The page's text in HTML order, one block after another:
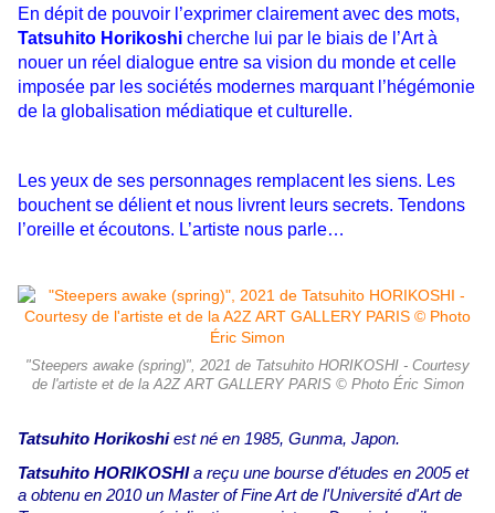
En dépit de pouvoir l’exprimer clairement avec des mots,
Tatsuhito Horikoshi cherche lui par le biais de l’Art à
nouer un réel dialogue entre sa vision du monde et celle
imposée par les sociétés modernes marquant l’hégémonie
de la globalisation médiatique et culturelle.
Les yeux de ses personnages remplacent les siens. Les
bouchent se délient et nous livrent leurs secrets. Tendons
l’oreille et écoutons. L’artiste nous parle…
"Steepers awake (spring)", 2021 de Tatsuhito HORIKOSHI - Courtesy
de l'artiste et de la A2Z ART GALLERY PARIS © Photo Éric Simon
Tatsuhito Horikoshiest né en 1985, Gunma, Japon.
Tatsuhito HORIKOSHIa reçu une bourse d'études en 2005 et
a obtenu en 2010 un Master of Fine Art de l'Université d'Art de